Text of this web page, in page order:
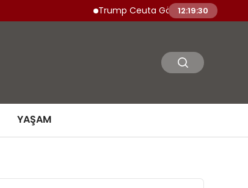
Trump Ceuta Göçmen Akınına İşgal Dedi
12:19:31
YAŞAM